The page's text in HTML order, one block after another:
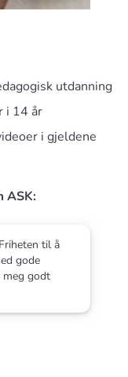
utdanning
i 14 år
i gjeldene
ASK:
til å
gode
meg godt